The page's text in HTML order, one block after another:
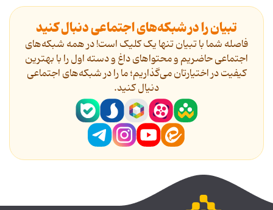
تبیان را در شبکه‌های اجتماعی دنبال کنید
فاصله شما با تبیان تنها یک کلیک است! در همه شبکه‌های
اجتماعی حاضریم و محتواهای داغ و دسته اول را با بهترین
کیفیت در اختیارتان می‌گذاریم؛ ما را در شبکه‌های اجتماعی
دنیال کنید.